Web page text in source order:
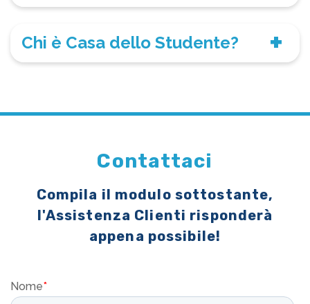
Chi è Casa dello Studente?
Contattaci
Compila il modulo sottostante,
l'Assistenza Clienti risponderà
appena possibile!